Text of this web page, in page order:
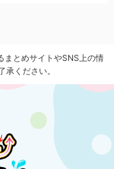
まとめサイトやSNS上の情
ください。